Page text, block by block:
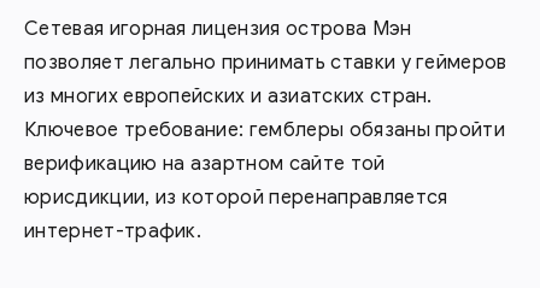
Сетевая игорная лицензия острова Мэн
позволяет легально принимать ставки у геймеров
из многих европейских и азиатских стран.
Ключевое требование: гемблеры обязаны пройти
верификацию на азартном сайте той
юрисдикции, из которой перенаправляется
интернет-трафик.